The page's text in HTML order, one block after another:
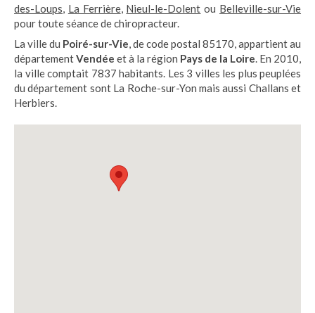
des-Loups, La Ferrière, Nieul-le-Dolent ou Belleville-sur-Vie
pour toute séance de chiropracteur.
La ville du Poiré-sur-Vie, de code postal 85170, appartient au
départementVendée et à la région Pays de la Loire. En 2010,
la ville comptait 7837 habitants. Les 3 villes les plus peuplées
du département sont La Roche-sur-Yon mais aussi Challans et
Herbiers.